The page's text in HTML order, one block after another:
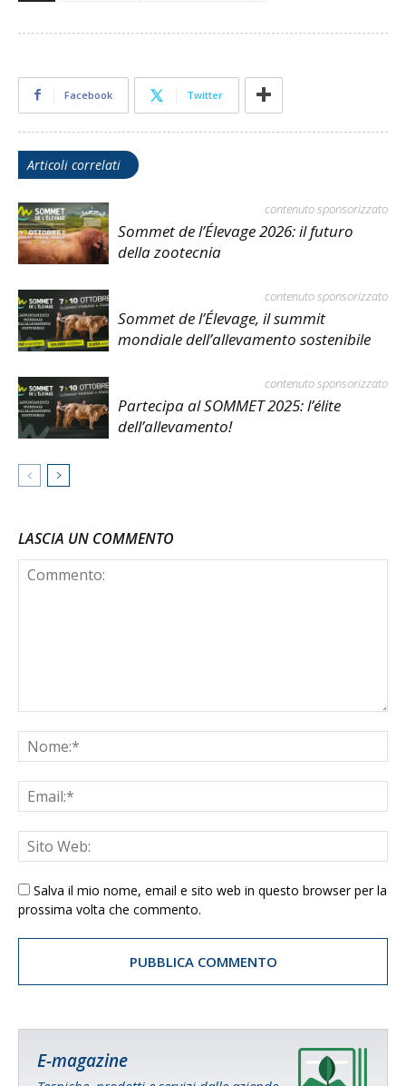
Facebook Twitter
Articoli correlati
contenuto sponsorizzato
Sommet de l’Élevage 2026: il futuro
della zootecnia
contenuto sponsorizzato
Sommet de l’Élevage, il summit
mondiale dell’allevamento sostenibile
contenuto sponsorizzato
Partecipa al SOMMET 2025: l’élite
dell’allevamento!
LASCIA UN COMMENTO
Salva il mio nome, email e sito web in questo browser per la
prossima volta che commento.
E-magazine